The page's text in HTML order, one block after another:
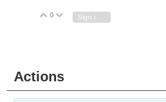
Vote Up
0 Vote Down
Sign in to reply
Actions